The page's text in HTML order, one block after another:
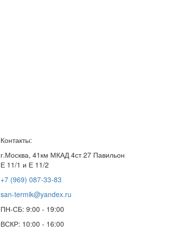
Контакты:
г.Москва, 41км МКАД 4ст 27 Павильон
Е 11/1 и Е 11/2
+7 (969) 087-33-83
san-termik@yandex.ru
ПН-СБ: 9:00 - 19:00
ВСКР: 10:00 - 16:00